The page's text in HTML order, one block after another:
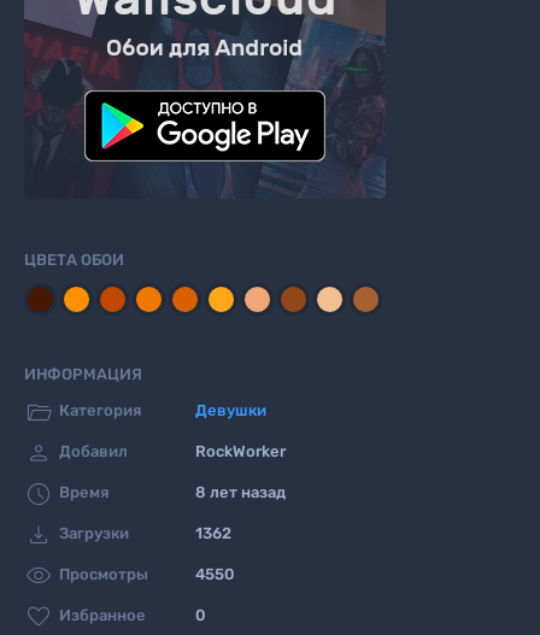
ЦВЕТА ОБОИ
ИНФОРМАЦИЯ
 Категория Девушки
 Добавил RockWorker
 Время 8 лет назад
 Загрузки 1362
 Просмотры 4550
 Избранное 0